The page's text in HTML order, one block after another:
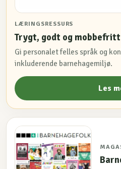
LÆRINGSRESSURS
Trygt, godt og mobbefritt
Gi personalet felles språk og
inkluderende barnehagemiljø.
Les